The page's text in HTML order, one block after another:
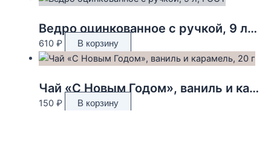
Ведро оцинкованное с ручкой, 9 л, ГОСТ
610 ₽ В корзину
Чай «С Новым Годом», ваниль и карамель, 20 г
150 ₽ В корзину